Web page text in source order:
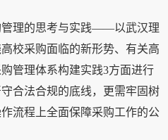
管理的思考与实践——以武汉理
校采购面临的新形势、有关高
管理体系构建实践3方面进行
合法合规的底线，更需牢固树
流程上全面保障采购工作的公